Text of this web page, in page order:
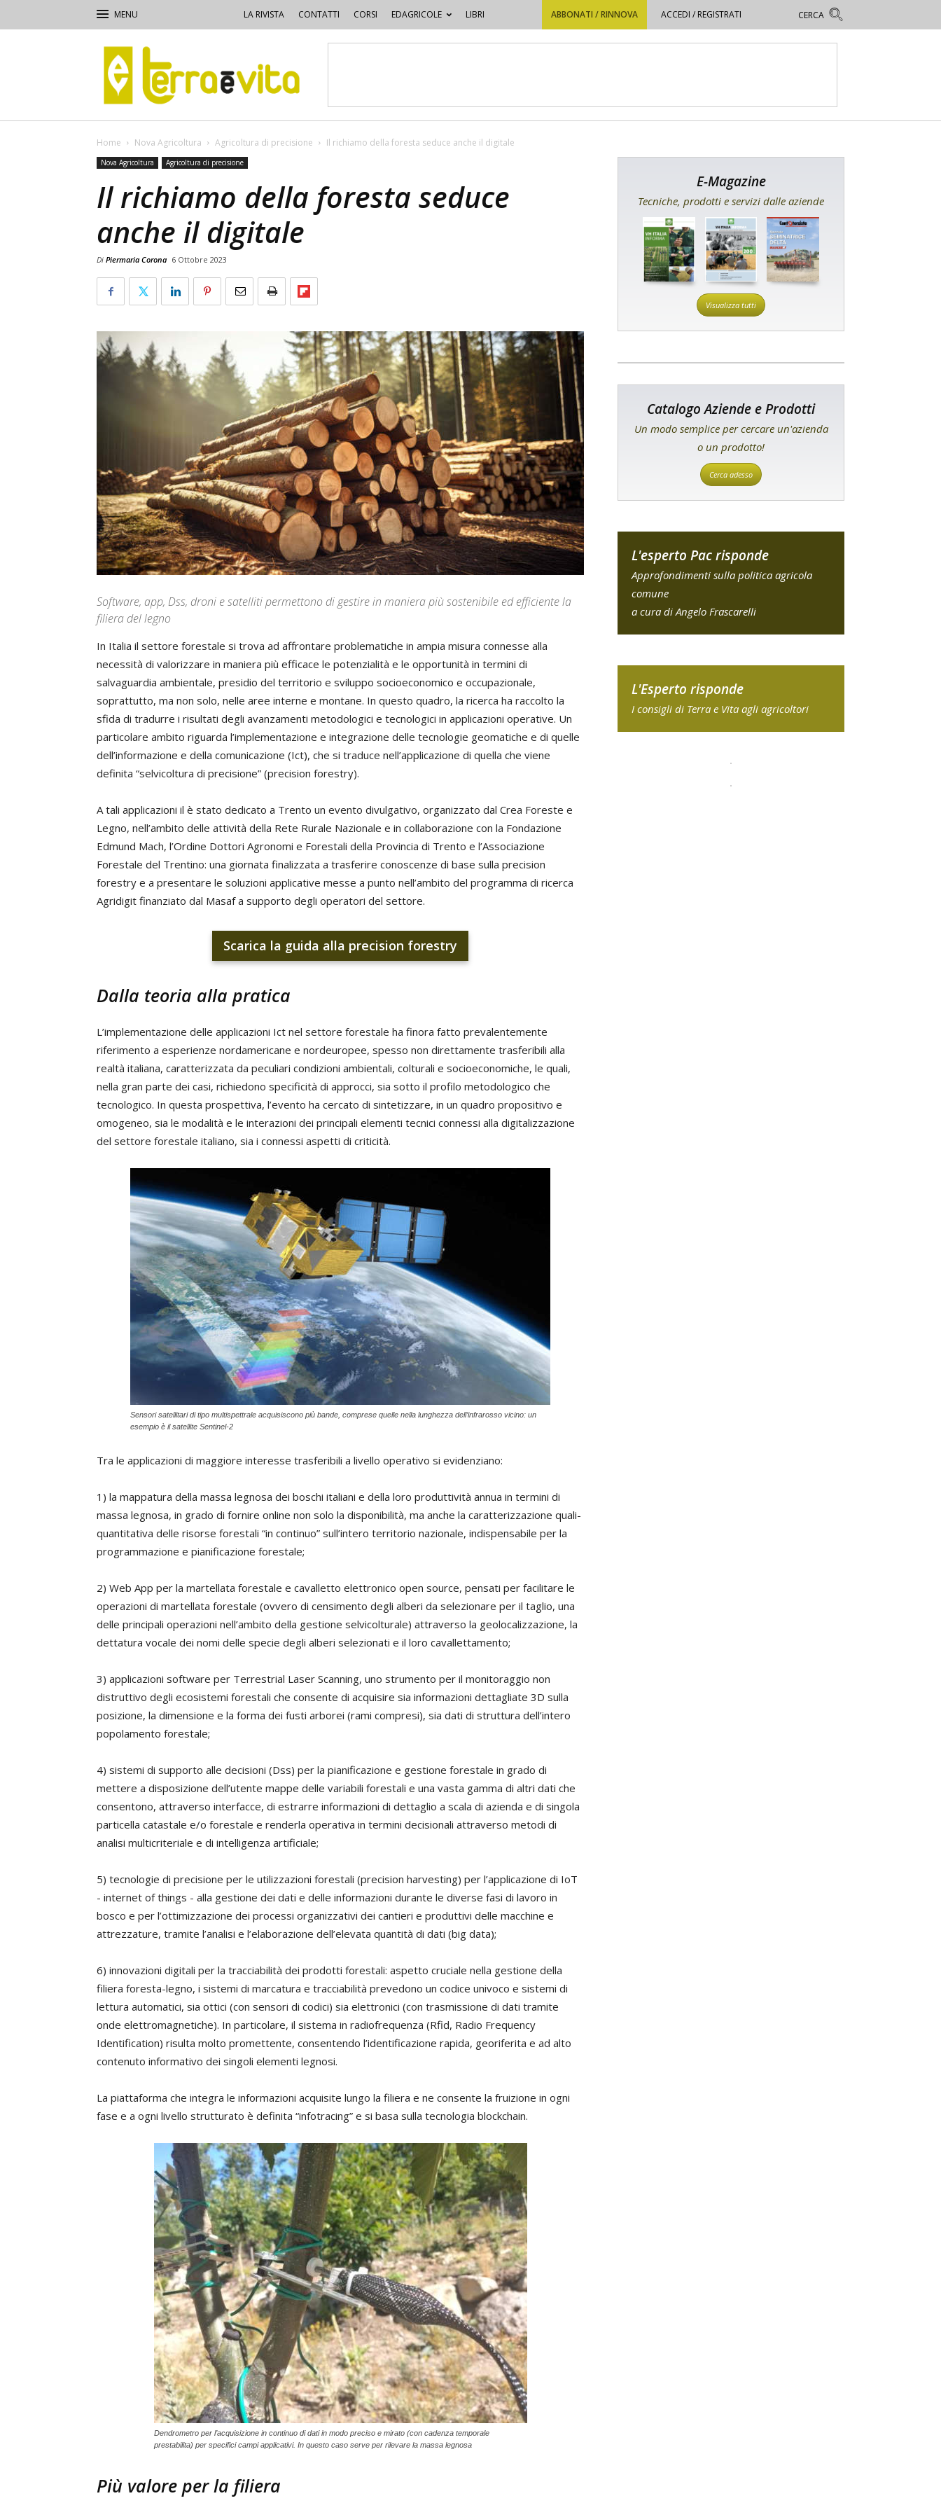
LA RIVISTA CONTATTI CORSI EDAGRICOLE LIBRI ABBONATI / RINNOVA ACCEDI / REGISTRATI
Terra
e
Vita
Home Nova Agricoltura Agricoltura di precisione Il richiamo della foresta seduce anche il digitale
Nova Agricoltura Agricoltura di precisione
Il richiamo della foresta seduce
anche il digitale
Di Piermaria Corona 6 Ottobre 2023
Software, app, Dss, droni e satelliti permettono di gestire in maniera più sostenibile ed efficiente la
filiera del legno
In Italia il settore forestale si trova ad affrontare problematiche in ampia misura connesse alla
necessità di valorizzare in maniera più efficace le potenzialità e le opportunità in termini di
salvaguardia ambientale, presidio del territorio e sviluppo socioeconomico e occupazionale,
soprattutto, ma non solo, nelle aree interne e montane. In questo quadro, la ricerca ha raccolto la
sfida di tradurre i risultati degli avanzamenti metodologici e tecnologici in applicazioni operative. Un
particolare ambito riguarda l’implementazione e integrazione delle tecnologie geomatiche e di quelle
dell’informazione e della comunicazione (Ict), che si traduce nell’applicazione di quella che viene
definita “selvicoltura di precisione” (precision forestry).
A tali applicazioni il è stato dedicato a Trento un evento divulgativo, organizzato dal Crea Foreste e
Legno, nell’ambito delle attività della Rete Rurale Nazionale e in collaborazione con la Fondazione
Edmund Mach, l’Ordine Dottori Agronomi e Forestali della Provincia di Trento e l’Associazione
Forestale del Trentino: una giornata finalizzata a trasferire conoscenze di base sulla precision
forestry e a presentare le soluzioni applicative messe a punto nell’ambito del programma di ricerca
Agridigit finanziato dal Masaf a supporto degli operatori del settore.
Scarica la guida alla precision forestry
Dalla teoria alla pratica
L’implementazione delle applicazioni Ict nel settore forestale ha finora fatto prevalentemente
riferimento a esperienze nordamericane e nordeuropee, spesso non direttamente trasferibili alla
realtà italiana, caratterizzata da peculiari condizioni ambientali, colturali e socioeconomiche, le quali,
nella gran parte dei casi, richiedono specificità di approcci, sia sotto il profilo metodologico che
tecnologico. In questa prospettiva, l’evento ha cercato di sintetizzare, in un quadro propositivo e
omogeneo, sia le modalità e le interazioni dei principali elementi tecnici connessi alla digitalizzazione
del settore forestale italiano, sia i connessi aspetti di criticità.
Sensori satellitari di tipo multispettrale acquisiscono più bande, comprese quelle nella lunghezza dell’infrarosso vicino: un
esempio è il satellite Sentinel-2
Tra le applicazioni di maggiore interesse trasferibili a livello operativo si evidenziano:
1) la mappatura della massa legnosa dei boschi italiani e della loro produttività annua in termini di
massa legnosa, in grado di fornire online non solo la disponibilità, ma anche la caratterizzazione quali-
quantitativa delle risorse forestali “in continuo” sull’intero territorio nazionale, indispensabile per la
programmazione e pianificazione forestale;
2) Web App per la martellata forestale e cavalletto elettronico open source, pensati per facilitare le
operazioni di martellata forestale (ovvero di censimento degli alberi da selezionare per il taglio, una
delle principali operazioni nell’ambito della gestione selvicolturale) attraverso la geolocalizzazione, la
dettatura vocale dei nomi delle specie degli alberi selezionati e il loro cavallettamento;
3) applicazioni software per Terrestrial Laser Scanning, uno strumento per il monitoraggio non
distruttivo degli ecosistemi forestali che consente di acquisire sia informazioni dettagliate 3D sulla
posizione, la dimensione e la forma dei fusti arborei (rami compresi), sia dati di struttura dell’intero
popolamento forestale;
4) sistemi di supporto alle decisioni (Dss) per la pianificazione e gestione forestale in grado di
mettere a disposizione dell’utente mappe delle variabili forestali e una vasta gamma di altri dati che
consentono, attraverso interfacce, di estrarre informazioni di dettaglio a scala di azienda e di singola
particella catastale e/o forestale e renderla operativa in termini decisionali attraverso metodi di
analisi multicriteriale e di intelligenza artificiale;
5) tecnologie di precisione per le utilizzazioni forestali (precision harvesting) per l’applicazione di IoT
- internet of things - alla gestione dei dati e delle informazioni durante le diverse fasi di lavoro in
bosco e per l’ottimizzazione dei processi organizzativi dei cantieri e produttivi delle macchine e
attrezzature, tramite l’analisi e l’elaborazione dell’elevata quantità di dati (big data);
6) innovazioni digitali per la tracciabilità dei prodotti forestali: aspetto cruciale nella gestione della
filiera foresta-legno, i sistemi di marcatura e tracciabilità prevedono un codice univoco e sistemi di
lettura automatici, sia ottici (con sensori di codici) sia elettronici (con trasmissione di dati tramite
onde elettromagnetiche). In particolare, il sistema in radiofrequenza (Rfid, Radio Frequency
Identification) risulta molto promettente, consentendo l’identificazione rapida, georiferita e ad alto
contenuto informativo dei singoli elementi legnosi.
La piattaforma che integra le informazioni acquisite lungo la filiera e ne consente la fruizione in ogni
fase e a ogni livello strutturato è definita “infotracing” e si basa sulla tecnologia blockchain.
Dendrometro per l’acquisizione in continuo di dati in modo preciso e mirato (con cadenza temporale
prestabilita) per specifici campi applicativi. In questo caso serve per rilevare la massa legnosa
Più valore per la filiera
E-Magazine
Tecniche, prodotti e servizi dalle aziende
Visualizza tutti
Catalogo Aziende e Prodotti
Un modo semplice per cercare un'azienda
o un prodotto!
Cerca adesso
L'esperto Pac risponde
Approfondimenti sulla politica agricola
comune
a cura di Angelo Frascarelli
L'Esperto risponde
I consigli di Terra e Vita agli agricoltori